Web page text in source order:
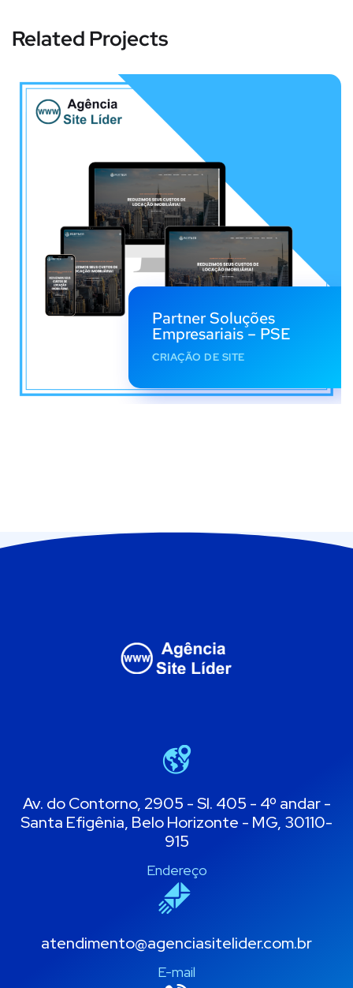
Related Projects
Partner Soluções
Empresariais – PSE
CRIAÇÃO DE SITE
Av. do Contorno, 2905 - Sl. 405 - 4º andar -
Santa Efigênia, Belo Horizonte - MG, 30110-
915
Endereço
atendimento@agenciasitelider.com.br
E-mail